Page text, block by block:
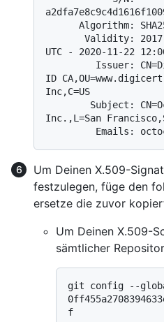
UTC - 2020-11-22
ID
Inc,C=US
Inc.,L=San
Um Deinen X.509-
festzulegen, füge den
ersetze die zuvor
Um Deinen X.509-
sämtlicher
git config --